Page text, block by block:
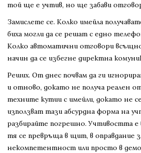
той ще е учтив, но ще забави
Замислете се. Колко имейла
биха могли да се решат с едно
Колко автоматични отговори
начин да се избегне директна
Реших. От днес почвам да ги
и отново, докато не получа реален
техните кутии с имейли, докато не
използват тази абсурдна форма на
разбирайте погрешно. Учтивостта е
тя се превръща в щит, в оправдание
некомпетентност или просто в